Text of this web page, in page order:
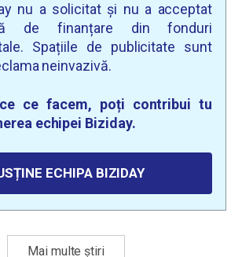
nu a solicitat și nu a acceptat
de finanțare din fonduri
Spațiile de publicitate sunt
neinvazivă.
ce facem, poți contribui tu
echipei Biziday.
ECHIPA BIZIDAY
Mai multe știri